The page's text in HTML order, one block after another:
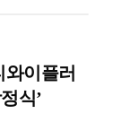
이플러
식’